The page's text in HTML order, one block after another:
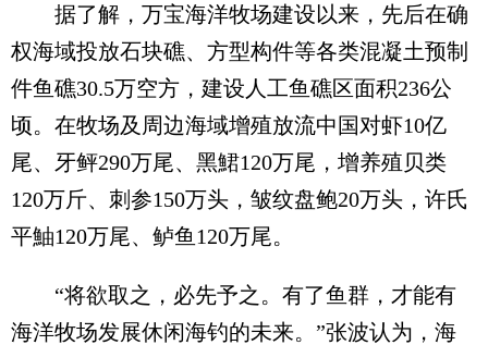
据了解，万宝海洋牧场建设以来，先后在确
权海域投放石块礁、方型构件等各类混凝土预制
件鱼礁30.5万空方，建设人工鱼礁区面积236公
顷。在牧场及周边海域增殖放流中国对虾10亿
尾、牙鲆290万尾、黑鮶120万尾，增养殖贝类
120万斤、刺参150万头，皱纹盘鲍20万头，许氏
平鮋120万尾、鲈鱼120万尾。
“将欲取之，必先予之。有了鱼群，才能有
海洋牧场发展休闲海钓的未来。”张波认为，海